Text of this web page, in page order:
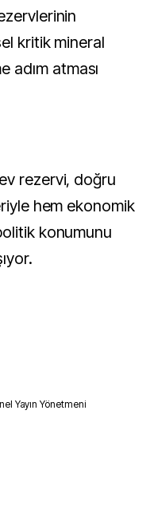
kritik mineral
adım atması
rezervi, doğru
hem ekonomik
konumunu
Yayın Yönetmeni